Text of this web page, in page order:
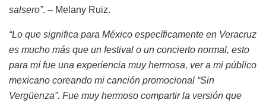
salsero”. – Melany Ruiz.
“Lo que significa para México específicamente en Veracruz
es mucho más que un festival o un concierto normal, esto
para mí fue una experiencia muy hermosa, ver a mi público
mexicano coreando mi canción promocional “Sin
Vergüenza”. Fue muy hermoso compartir la versión que